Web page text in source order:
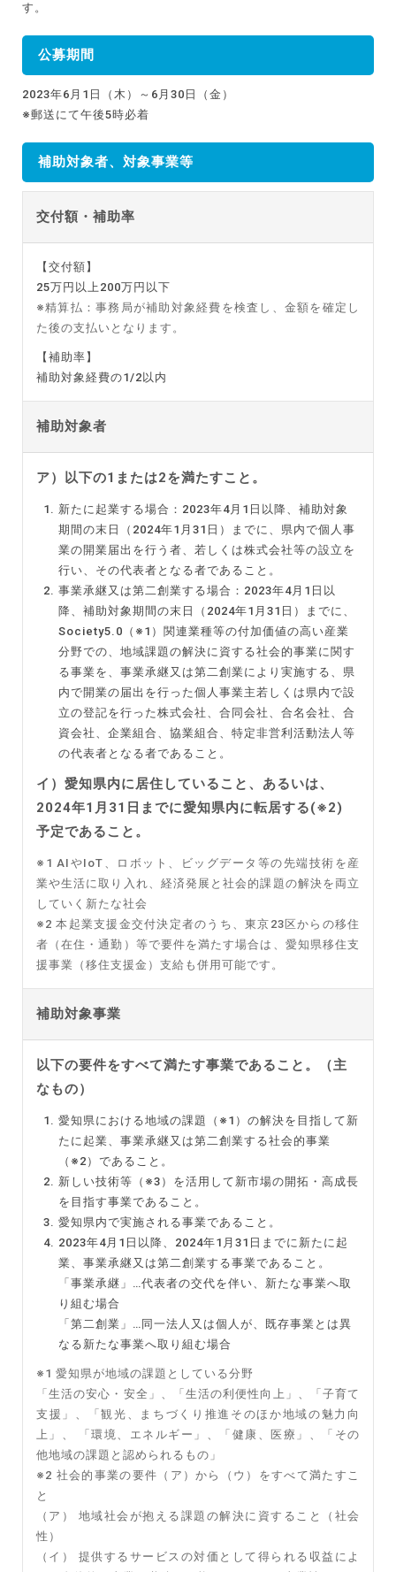
す。
公募期間
2023年6月1日（木）～6月30日（金）
※郵送にて午後5時必着
補助対象者、対象事業等
交付額・補助率
【交付額】
25万円以上200万円以下
※精算払：事務局が補助対象経費を検査し、金額を確定し
た後の支払いとなります。
【補助率】
補助対象経費の1/2以内
補助対象者
ア）以下の1または2を満たすこと。
新たに起業する場合：2023年4月1日以降、補助対象
期間の末日（2024年1月31日）までに、県内で個人事
業の開業届出を行う者、若しくは株式会社等の設立を
行い、その代表者となる者であること。
事業承継又は第二創業する場合：2023年4月1日以
降、補助対象期間の末日（2024年1月31日）までに、
Society5.0（※1）関連業種等の付加価値の高い産業
分野での、地域課題の解決に資する社会的事業に関す
る事業を、事業承継又は第二創業により実施する、県
内で開業の届出を行った個人事業主若しくは県内で設
立の登記を行った株式会社、合同会社、合名会社、合
資会社、企業組合、協業組合、特定非営利活動法人等
の代表者となる者であること。
イ）愛知県内に居住していること、あるいは、
2024年1月31日までに愛知県内に転居する(※2)
予定であること。
※1 AIやIoT、ロボット、ビッグデータ等の先端技術を産
業や生活に取り入れ、経済発展と社会的課題の解決を両立
していく新たな社会
※2 本起業支援金交付決定者のうち、東京23区からの移住
者（在住・通勤）等で要件を満たす場合は、愛知県移住支
援事業（移住支援金）支給も併用可能です。
補助対象事業
以下の要件をすべて満たす事業であること。（主
なもの）
愛知県における地域の課題（※1）の解決を目指して新
たに起業、事業承継又は第二創業する社会的事業
（※2）であること。
新しい技術等（※3）を活用して新市場の開拓・高成長
を目指す事業であること。
愛知県内で実施される事業であること。
2023年4月1日以降、2024年1月31日までに新たに起
業、事業承継又は第二創業する事業であること。
「事業承継」…代表者の交代を伴い、新たな事業へ取
り組む場合
「第二創業」…同一法人又は個人が、既存事業とは異
なる新たな事業へ取り組む場合
※1 愛知県が地域の課題としている分野
「生活の安心・安全」、「生活の利便性向上」、「子育て
支援」、「観光、まちづくり推進そのほか地域の魅力向
上」、 「環境、エネルギー」、「健康、医療」、「その
他地域の課題と認められるもの」
※2 社会的事業の要件（ア）から（ウ）をすべて満たすこ
と
（ア） 地域社会が抱える課題の解決に資すること（社会
性）
（イ） 提供するサービスの対価として得られる収益によ